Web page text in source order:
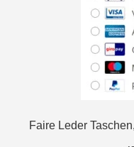
Faire Leder